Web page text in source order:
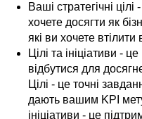
Ваші стратегічні
хочете досягти як
які ви хочете втілити
Цілі та ініціативи -
відбутися для
Цілі - це точні
дають вашим KPI
ініціативи - це